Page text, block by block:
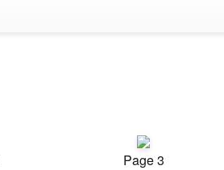
Page 3